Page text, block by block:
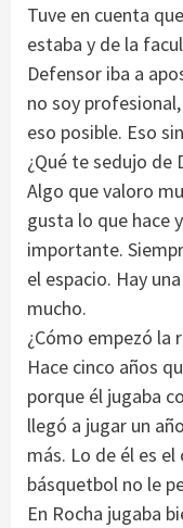
Tuve en cuenta
estaba y de la
Defensor iba a
no soy
eso posible. Eso
¿Qué te sedujo de
Algo que valoro
gusta lo que hace
importante.
el espacio. Hay
mucho.
¿Cómo empezó la
Hace cinco años
porque él jugaba
llegó a jugar un
más. Lo de él es
básquetbol no le
En Rocha jugaba